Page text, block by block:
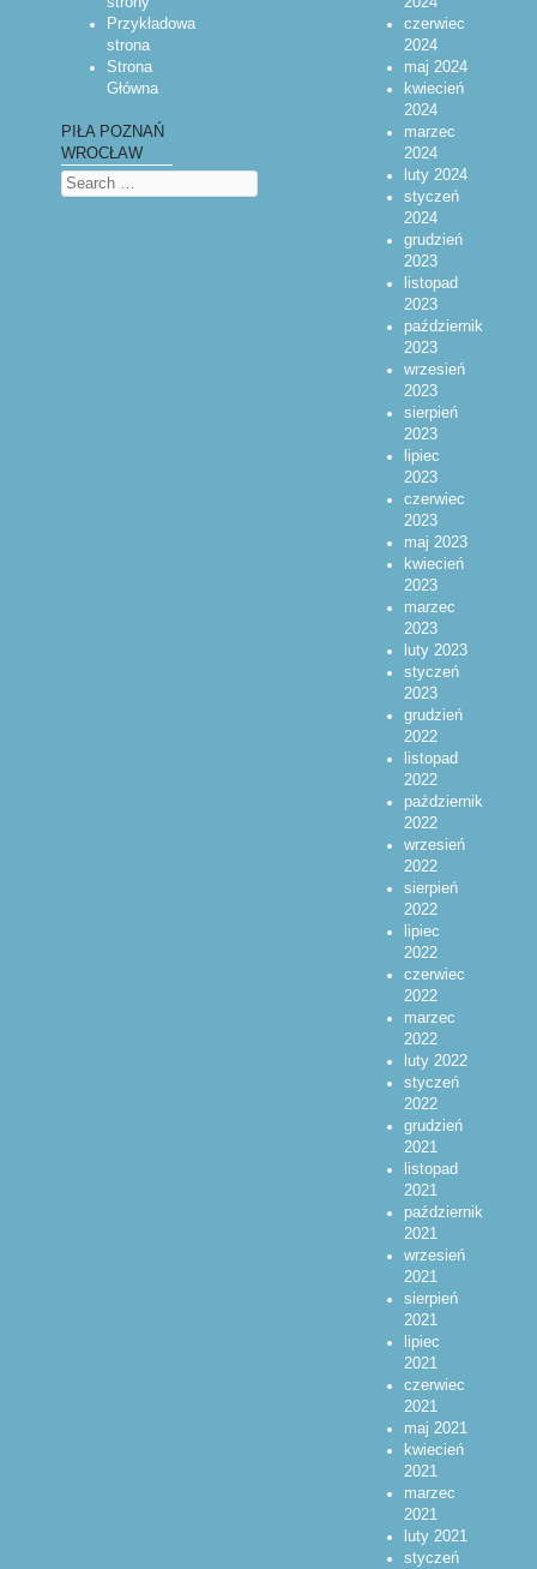
Przykładowa
strona
Strona
Główna
PIŁA POZNAŃ
WROCŁAW
Search
czerwiec
2024
maj 2024
kwiecień
2024
marzec
2024
luty 2024
styczeń
2024
grudzień
2023
listopad
2023
październik
2023
wrzesień
2023
sierpień
2023
lipiec
2023
czerwiec
2023
maj 2023
kwiecień
2023
marzec
2023
luty 2023
styczeń
2023
grudzień
2022
listopad
2022
październik
2022
wrzesień
2022
sierpień
2022
lipiec
2022
czerwiec
2022
marzec
2022
luty 2022
styczeń
2022
grudzień
2021
listopad
2021
październik
2021
wrzesień
2021
sierpień
2021
lipiec
2021
czerwiec
2021
maj 2021
kwiecień
2021
marzec
2021
luty 2021
styczeń